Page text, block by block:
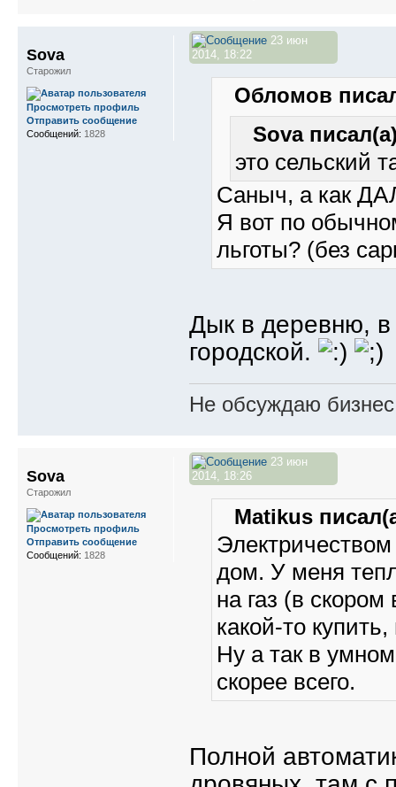
23 июн
2014, 18:22
Обломов
Sova
это сельский
Саныч, а как
Я вот по
льготы? (без
Дык в деревню, в
городской.
Не обсуждаю
Sova
Старожил
Просмотреть профиль
Отправить сообщение
Сообщений: 1828
23 июн
2014, 18:26
Matikus
дом. У меня
на газ (в
какой-то
Ну а так в
скорее всего.
Полной
Sova
Старожил
Просмотреть профиль
Отправить сообщение
Сообщений: 1828